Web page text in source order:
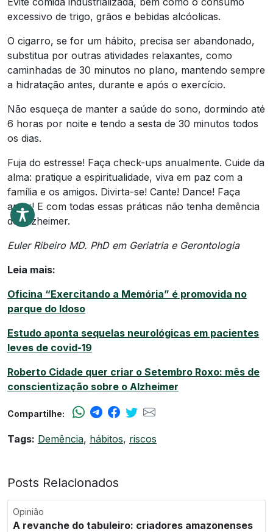
excessivo de trigo, grãos e bebidas alcóolicas.
O cigarro, se for um hábito, precisa ser abandonado,
substitua por outras atividades relaxantes, como
caminhadas de 30 minutos no plano, mantendo sempre
a hidratação antes, durante e após o exercício.
Não esqueça de manter a saúde do sono, dormindo até
6 horas por noite e tendo a sesta de 30 minutos todos
os dias.
Fuja do estresse! Faça check-ups anualmente. Cuide da
alma: pratique a espiritualidade, viva em paz com a
família e os amigos. Divirta-se! Cante! Dance! Faça
amor! E com todas essas práticas não tenha demência
de Alzheimer.
Euler Ribeiro MD. PhD em Geriatria e Gerontologia
Leia mais:
Oficina “Exercitando a Memória” é promovida no
parque do Idoso
Estudo aponta sequelas neurológicas em pacientes
leves de covid-19
Roberto Cidade quer criar o Setembro Roxo: mês de
conscientização sobre o Alzheimer
Compartilhe:
Tags: Demência, hábitos, riscos
Posts Relacionados
Opinião
A revanche do tabuleiro: criadores amazonenses